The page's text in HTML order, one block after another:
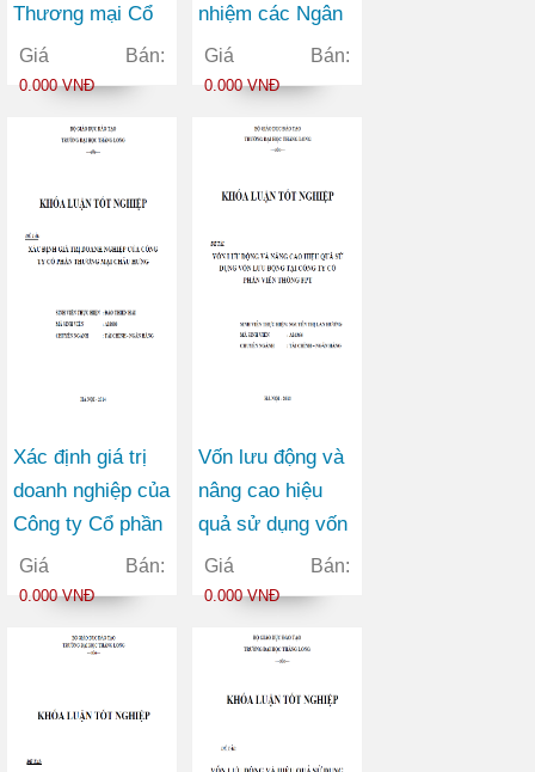
Thương mại Cổ
phần Ngoại
thương Việt Nam
hội nhập kinh tế
Giá Bán:
0.000 VNĐ
nhiệm các Ngân
hàng Thương mại
Cổ phần trên thị
khoán Việt Nam
Giá Bán:
0.000 VNĐ
Xác định giá trị
doanh nghiệp của
Công ty Cổ phần
Thương mại
Châu Hưng
Giá Bán:
0.000 VNĐ
Vốn lưu động và
nâng cao hiệu
quả sử dụng vốn
lưu động tại Công
ty Cổ phần Viễn
Giá Bán:
0.000 VNĐ